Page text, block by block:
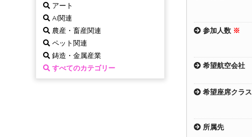
参加人数 ※
希望航空会社
希望座席クラス
所属先
アート
AI関連
農産・畜産関連
ペット関連
鋳造・金属産業
すべてのカテゴリー